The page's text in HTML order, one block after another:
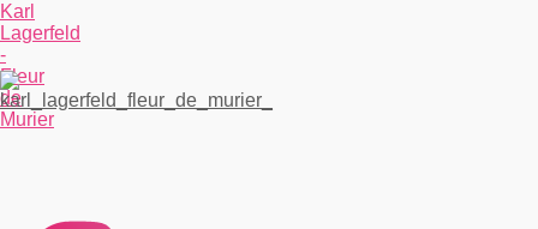
Karl
Lagerfeld
-
Fleur
de
Murier